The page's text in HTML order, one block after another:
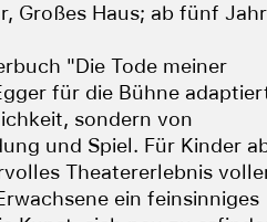
Großes Haus; ab fünf
"Die Tode meiner
für die Bühne
sondern von
und Spiel. Für Kinder
Theatererlebnis
ein feinsinniges